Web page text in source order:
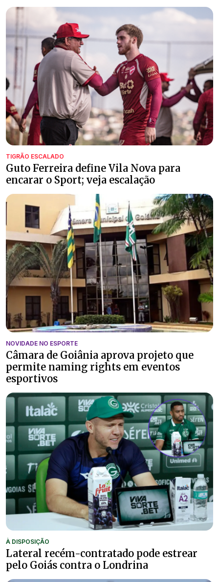
TIGRÃO ESCALADO
Guto Ferreira define Vila Nova para
encarar o Sport; veja escalação
NOVIDADE NO ESPORTE
Câmara de Goiânia aprova projeto que
permite naming rights em eventos
esportivos
À DISPOSIÇÃO
Lateral recém-contratado pode estrear
pelo Goiás contra o Londrina